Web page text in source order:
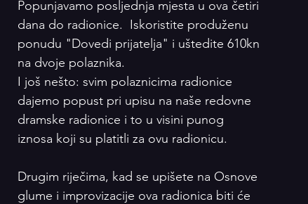
EU projekti Erasmus+ Audicije MojaScena
Popunjavamo posljednja mjesta u ova četiri
dana do radionice.  Iskoristite produženu
ponudu "Dovedi prijatelja" i uštedite 610kn
na dvoje polaznika.
I još nešto: svim polaznicima radionice
dajemo popust pri upisu na naše redovne
dramske radionice i to u visini punog
iznosa koji su platitli za ovu radionicu.
Drugim riječima, kad se upišete na Osnove
glume i improvizacije ova radionica biti će